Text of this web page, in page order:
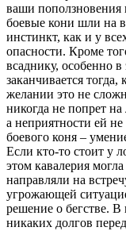
ваши поползновения
боевые кони шли на
инстинкт, как и у
опасности. Кроме
всаднику, особенно
заканчивается
желании это не
никогда не попрет
а неприятности ей
боевого коня –
Если кто-то стоит у
этом кавалерия
направляли на
угрожающей
решение о бегстве.
никаких долгов